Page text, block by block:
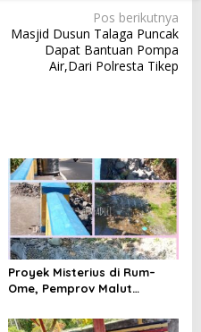
Pos berikutnya
Masjid Dusun Talaga Puncak
Dapat Bantuan Pompa
Air,Dari Polresta Tikep
Proyek Misterius di Rum–
Ome, Pemprov Malut
Lalu Punya Siapa?